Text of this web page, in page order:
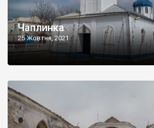
Чаплинка
25 Жовтня, 2021